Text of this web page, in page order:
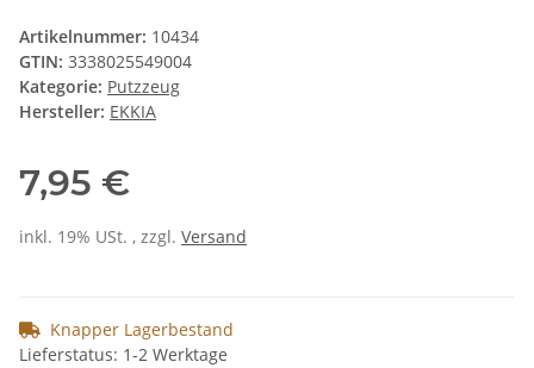
Artikelnummer: 10434
GTIN: 3338025549004
Kategorie: Putzzeug
Hersteller: EKKIA
7,95 €
inkl. 19% USt. , zzgl. Versand
Knapper Lagerbestand
Lieferstatus: 1-2 Werktage